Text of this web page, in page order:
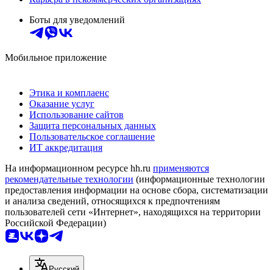
Боты для уведомлений
Мобильное приложение
Этика и комплаенс
Оказание услуг
Использование сайтов
Защита персональных данных
Пользовательское соглашение
ИТ аккредитация
На информационном ресурсе hh.ru применяются
рекомендательные технологии (информационные технологии
предоставления информации на основе сбора, систематизации
и анализа сведений, относящихся к предпочтениям
пользователей сети «Интернет», находящихся на территории
Российской Федерации)